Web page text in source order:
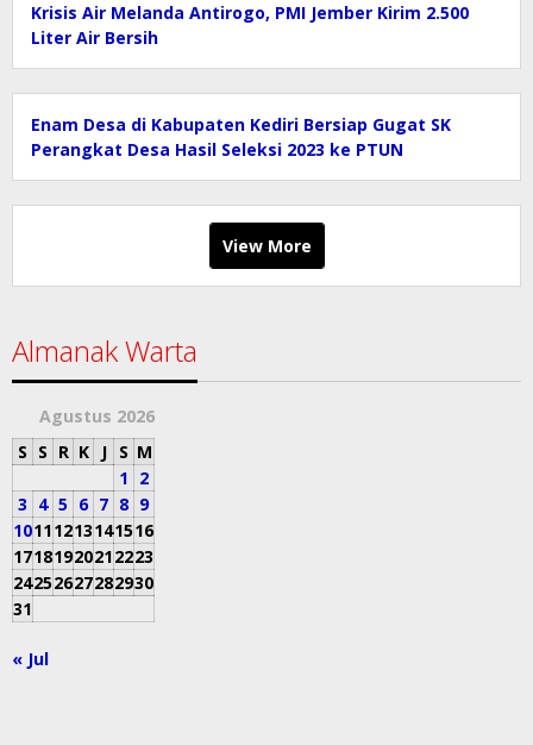
Krisis Air Melanda Antirogo, PMI Jember Kirim 2.500
Liter Air Bersih
Enam Desa di Kabupaten Kediri Bersiap Gugat SK
Perangkat Desa Hasil Seleksi 2023 ke PTUN
View More
Almanak Warta
Agustus 2026
S S R K J S M
1 2
3 4 5 6 7 8 9
10111213141516
17181920212223
24252627282930
31
« Jul